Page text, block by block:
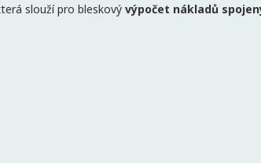
slouží pro bleskový výpočet nákladů